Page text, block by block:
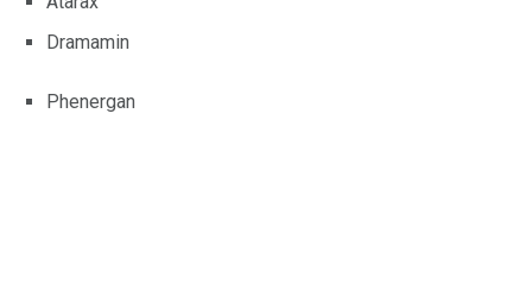
Dramamin
Phenergan